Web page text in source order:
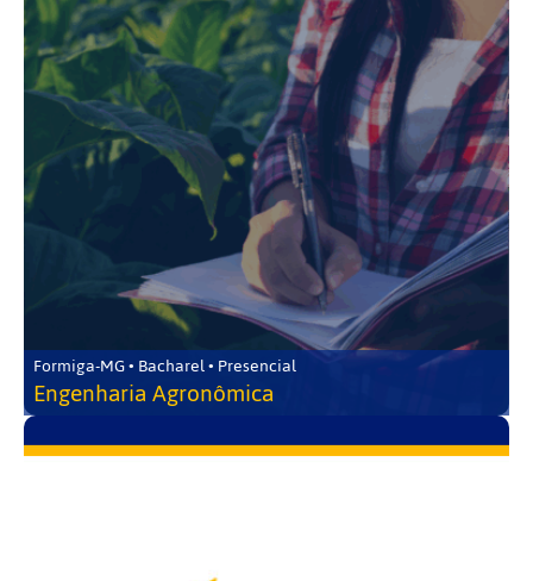
Formiga-MG • Bacharel • Presencial
Engenharia Agronômica